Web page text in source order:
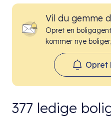
Vil du gemme
Opret en
kommer nye
Opret
377 ledige